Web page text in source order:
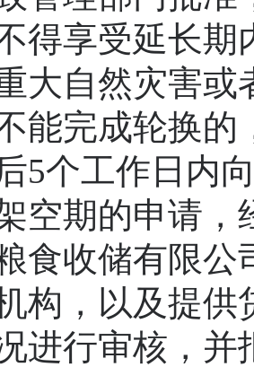
得享受延长
自然灾害或
能完成轮换
5个工作日内
空期的申请，
收储有限公
构，以及提供
进行审核，